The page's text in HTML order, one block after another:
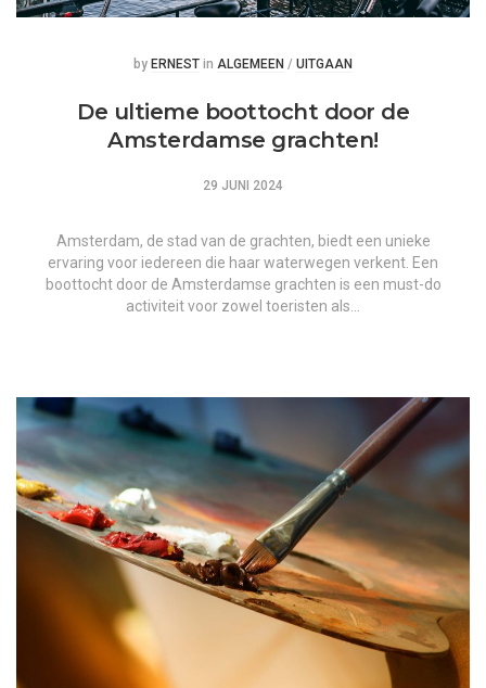
Posted
by ERNEST Posted
in ALGEMEEN / UITGAAN
De ultieme boottocht door de
Amsterdamse grachten!
29 JUNI 2024
Amsterdam, de stad van de grachten, biedt een unieke
ervaring voor iedereen die haar waterwegen verkent. Een
boottocht door de Amsterdamse grachten is een must-do
activiteit voor zowel toeristen als…